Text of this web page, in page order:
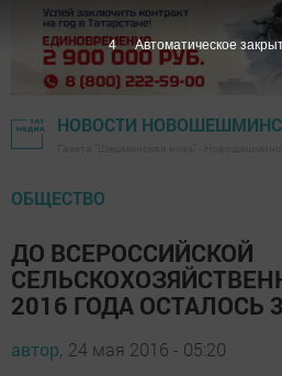
НОВОСТИ
ОБЩЕСТВО
ДО ВСЕРОССИЙСКОЙ
2016 ГОДА ОСТАЛОСЬ
автор, 24 мая 2016 - 05:20
3 Автоматическое